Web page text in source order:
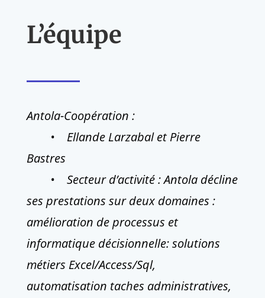
L’équipe
Antola-Coopération :
• Ellande Larzabal et Pierre
Bastres
• Secteur d’activité : Antola décline
ses prestations sur deux domaines :
amélioration de processus et
informatique décisionnelle: solutions
métiers Excel/Access/Sql,
automatisation taches administratives,